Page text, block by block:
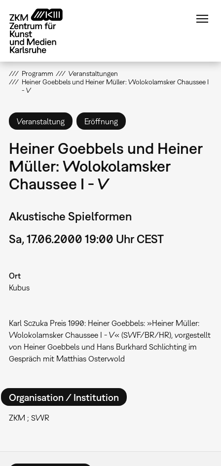
zum
Inhalt
Programm
Veranstaltungen
Heiner Goebbels und Heiner Müller: Wolokolamsker Chaussee I
- V
Veranstaltung Eröffnung
Heiner Goebbels und Heiner
Müller: Wolokolamsker
Chaussee I - V
Akustische Spielformen
Sa, 17.06.2000 19:00 Uhr CEST
Ort
Kubus
Karl Sczuka Preis 1990: Heiner Goebbels: »Heiner Müller:
Wolokolamsker Chaussee I - V« (SWF/BR/HR), vorgestellt
von Heiner Goebbels und Hans Burkhard Schlichting im
Gespräch mit Matthias Osterwold
Organisation / Institution
ZKM ; SWR